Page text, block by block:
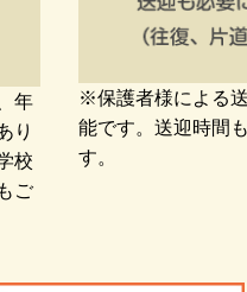
年
り
校
ご
※保護者様による
能です。送迎時間
す。